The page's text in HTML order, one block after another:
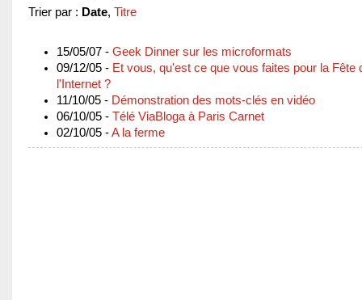
Trier par : Date, Titre
15/05/07 - Geek Dinner sur les microformats
09/12/05 - Et vous, qu'est ce que vous faites pour la Fête
l'Internet ?
11/10/05 - Démonstration des mots-clés en vidéo
06/10/05 - Télé ViaBloga à Paris Carnet
02/10/05 -A la ferme